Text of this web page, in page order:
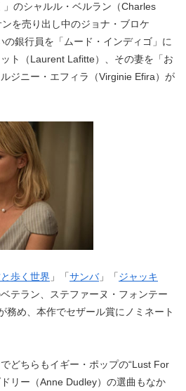
」のシャルル・ベルラン（Charles
を売り出し中のジョナ・ブロケ
の銀行員を「ムード・インディゴ」に
ト（Laurent Lafitte）、その妻を「お
ジニー・エフィラ（Virginie Efira）が
歩く世界 」「サンバ」「ジャッキ
ベテラン、ステファーヌ・フォンテー
務め、本作でセザール賞にノミネート
どちらもイギー・ポップの“Lust For
リー（Anne Dudley）の選曲もなか